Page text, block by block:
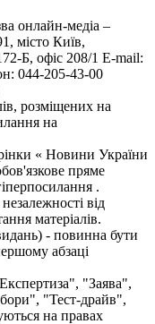
онлайн-медіа –
місто Київ,
Б, офіс 208/1 E-mail:
044-205-43-00
розміщених на
на
« Новини України
пряме
.
від
матеріалів.
- повинна бути
абзаці
"Заява",
"Тест-драйв",
на правах